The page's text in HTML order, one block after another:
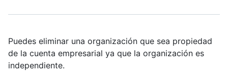
Puedes eliminar una organización que sea propiedad
de la cuenta empresarial ya que la organización es
independiente.